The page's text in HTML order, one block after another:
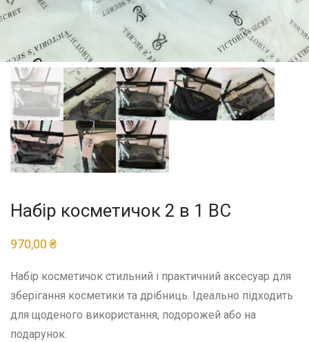
Набір косметичок 2 в 1 ВС
970,00 ₴
Набір косметичок стильний і практичний аксесуар для
зберігання косметики та дрібниць. Ідеально підходить
для щоденого використання, подорожей або на
подарунок.